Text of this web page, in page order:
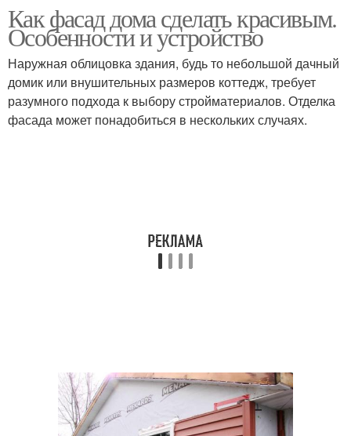
Как фасад дома сделать красивым.
Особенности и устройство
Наружная облицовка здания, будь то небольшой дачный
домик или внушительных размеров коттедж, требует
разумного подхода к выбору стройматериалов. Отделка
фасада может понадобиться в нескольких случаях.